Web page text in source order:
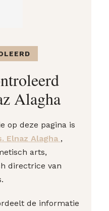
Alagha
op deze pagina is
Elnaz Alagha ,
arts,
directrice van
de informatie